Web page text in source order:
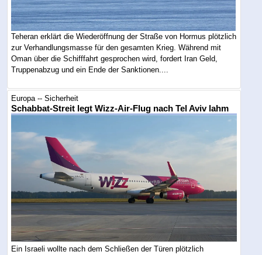
Teheran erklärt die Wiederöffnung der Straße von Hormus plötzlich
zur Verhandlungsmasse für den gesamten Krieg. Während mit
Oman über die Schifffahrt gesprochen wird, fordert Iran Geld,
Truppenabzug und ein Ende der Sanktionen....
Europa -- Sicherheit
Schabbat-Streit legt Wizz-Air-Flug nach Tel Aviv lahm
Ein Israeli wollte nach dem Schließen der Türen plötzlich